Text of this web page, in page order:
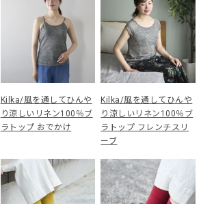
Kilka/風を通してひんや
り涼しいリネン100％ブ
ラトップ おでかけ
Kilka/風を通してひんや
り涼しいリネン100％ブ
ラトップ フレンチスリ
ーブ